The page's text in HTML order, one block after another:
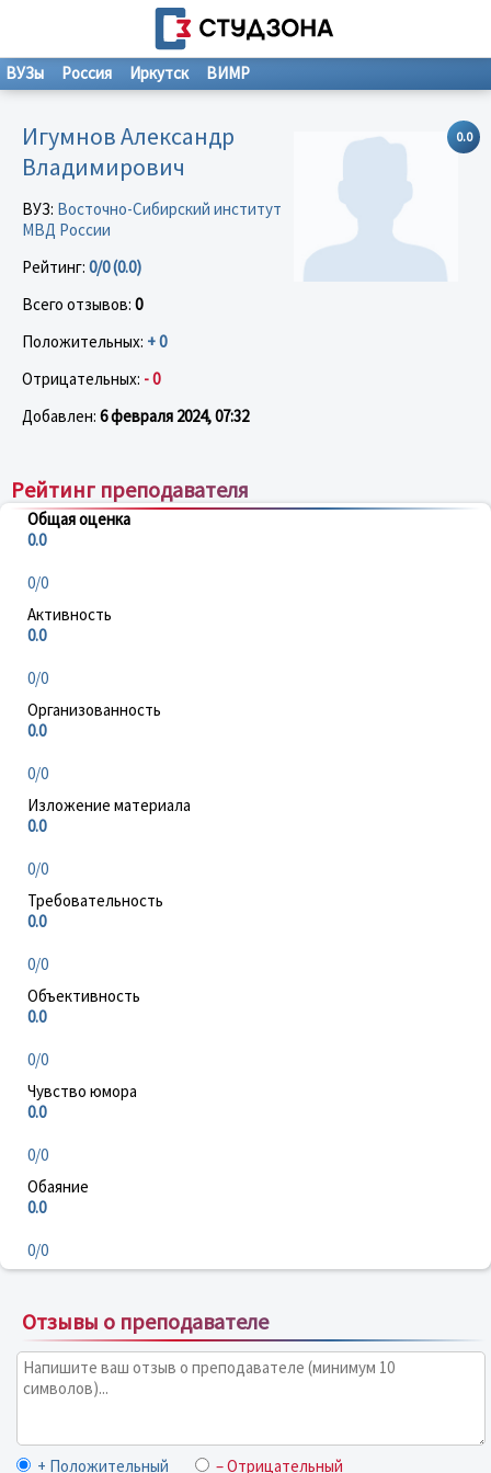
ВУЗы Россия Иркутск ВИМР
0.0
Игумнов Александр
Владимирович
ВУЗ: Восточно-Сибирский институт
МВД России
Рейтинг: 0/0 (0.0)
Всего отзывов: 0
Положительных: + 0
Отрицательных: - 0
Добавлен: 6 февраля 2024, 07:32
Рейтинг преподавателя
Общая оценка
0.0
0/0
Активность
0.0
0/0
Организованность
0.0
0/0
Изложение материала
0.0
0/0
Требовательность
0.0
0/0
Объективность
0.0
0/0
Чувство юмора
0.0
0/0
Обаяние
0.0
0/0
Отзывы о преподавателе
+ Положительный – Отрицательный